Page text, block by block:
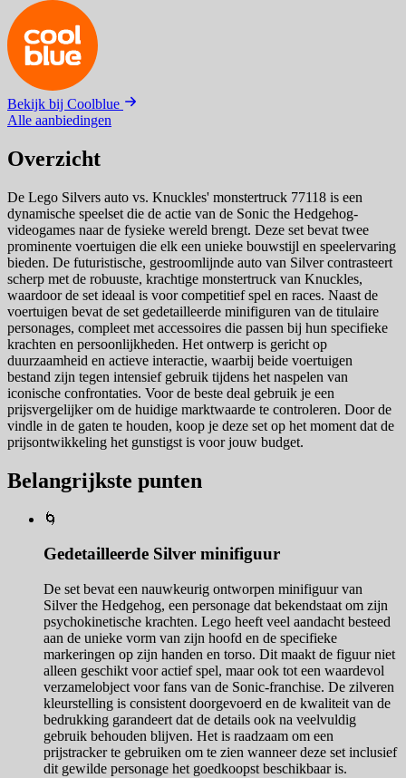
Bekijk bij Coolblue
Alle aanbiedingen
Overzicht
De Lego Silvers auto vs. Knuckles' monstertruck 77118 is een
dynamische speelset die de actie van de Sonic the Hedgehog-
videogames naar de fysieke wereld brengt. Deze set bevat twee
prominente voertuigen die elk een unieke bouwstijl en speelervaring
bieden. De futuristische, gestroomlijnde auto van Silver contrasteert
scherp met de robuuste, krachtige monstertruck van Knuckles,
waardoor de set ideaal is voor competitief spel en races. Naast de
voertuigen bevat de set gedetailleerde minifiguren van de titulaire
personages, compleet met accessoires die passen bij hun specifieke
krachten en persoonlijkheden. Het ontwerp is gericht op
duurzaamheid en actieve interactie, waarbij beide voertuigen
bestand zijn tegen intensief gebruik tijdens het naspelen van
iconische confrontaties. Voor de beste deal gebruik je een
prijsvergelijker om de huidige marktwaarde te controleren. Door de
vindle in de gaten te houden, koop je deze set op het moment dat de
prijsontwikkeling het gunstigst is voor jouw budget.
Belangrijkste punten
🌀
Gedetailleerde Silver minifiguur
De set bevat een nauwkeurig ontworpen minifiguur van
Silver the Hedgehog, een personage dat bekendstaat om zijn
psychokinetische krachten. Lego heeft veel aandacht besteed
aan de unieke vorm van zijn hoofd en de specifieke
markeringen op zijn handen en torso. Dit maakt de figuur niet
alleen geschikt voor actief spel, maar ook tot een waardevol
verzamelobject voor fans van de Sonic-franchise. De zilveren
kleurstelling is consistent doorgevoerd en de kwaliteit van de
bedrukking garandeert dat de details ook na veelvuldig
gebruik behouden blijven. Het is raadzaam om een
prijstracker te gebruiken om te zien wanneer deze set inclusief
dit gewilde personage het goedkoopst beschikbaar is.